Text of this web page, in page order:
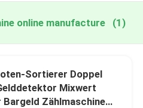
online manufacture (1)
Sortierer Doppel
Mixwert
Bargeld Zählmaschine